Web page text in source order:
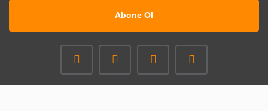
Abone Ol